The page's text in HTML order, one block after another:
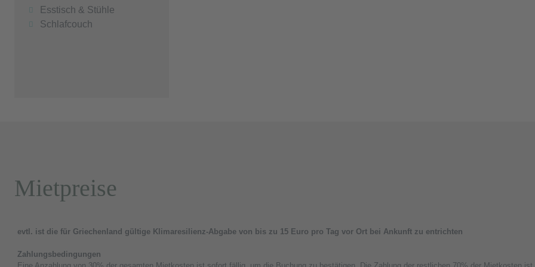
Esstisch & Stühle
Schlafcouch
Mietpreise
evtl. ist die für Griechenland gültige Klimaresilienz-Abgabe von bis zu 15 Euro pro Tag vor Ort bei Ankunft zu entrichten
Zahlungsbedingungen